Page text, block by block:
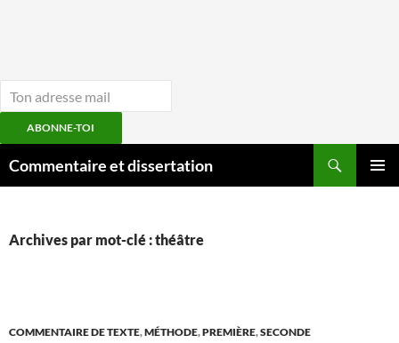
ABONNE-TOI
auCommentaire et dissertation
Archives par mot-clé : théâtre
COMMENTAIRE DE TEXTE,MÉTHODE,PREMIÈRE,SECONDE